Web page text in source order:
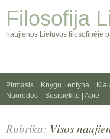
Filosofija
naujienos Lietuvos filosofinėje
Pirmasis Knygų Lentyna
Nuorodos
Susisiekite | Apie
Rubrika: Visos